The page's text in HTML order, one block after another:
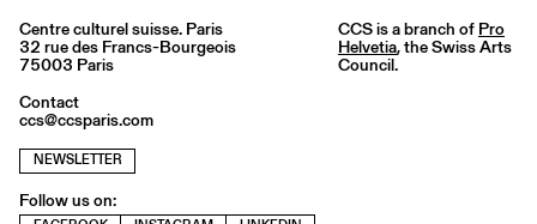
Centre culturel suisse. Paris
32 rue des Francs-Bourgeois
75003 Paris
Contact
ccs@ccsparis.com
NEWSLETTER
Follow us on:
CCS is a branch of Pro
Helvetia, the Swiss Arts
Council.